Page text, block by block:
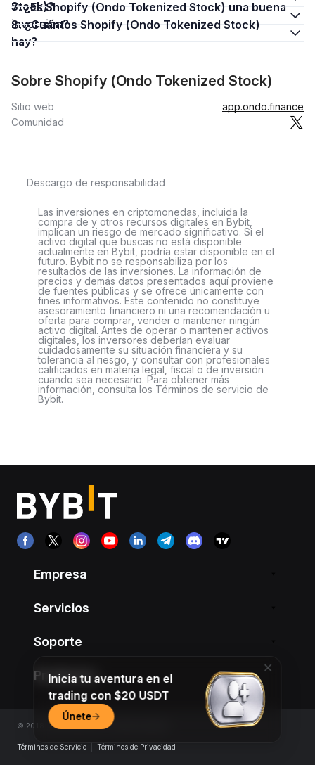
Stock)?
7. ¿Es Shopify (Ondo Tokenized Stock) una buena
inversión?
8. ¿Cuántos Shopify (Ondo Tokenized Stock)
hay?
Sobre Shopify (Ondo Tokenized Stock)
Sitio web
app.ondo.finance
Comunidad
Descargo de responsabilidad
Las inversiones en criptomonedas, incluida la
compra de y otros recursos digitales en Bybit,
implican un riesgo de mercado significativo. Si el
activo digital que buscas no está disponible
actualmente en Bybit, podría estar disponible en el
futuro. Bybit no se responsabiliza por los
resultados de las inversiones. La información de
precios y demás datos presentados aquí proviene
de fuentes públicas y se ofrece únicamente con
fines informativos. Este contenido no constituye
asesoramiento financiero ni una recomendación u
oferta para comprar, vender o mantener ningún
activo digital. Antes de operar o mantener activos
digitales, los inversores deberían evaluar
cuidadosamente su situación financiera y su
tolerancia al riesgo, y consultar con profesionales
calificados en materia legal, fiscal o de inversión
cuando sea necesario. Para obtener más
información, consulta los Términos de servicio de
Bybit.
Empresa
Servicios
Soporte
Productos
© 2018-2026 Bybit.com. All rights reserved.
Términos de Servicio Términos de Privacidad
Inicia tu aventura en el
trading con $20 USDT
Únete